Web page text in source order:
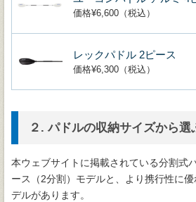
価格¥6,600（税込）
レックパドル 2ピース
価格¥6,300（税込）
２. パドルの収納サイズから選
本ウェブサイトに掲載されている分割式
ース（2分割）モデルと、より携行性に
デルがあります。